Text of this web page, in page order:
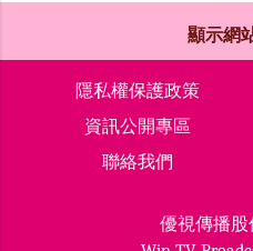
顯示網
隱私權保護政策
資訊公開專區
聯絡我們
優視傳播股